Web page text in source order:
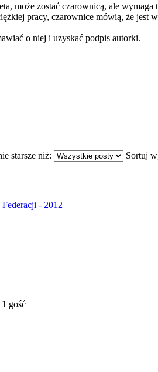
może zostać czarownicą, ale
pracy, czarownice mówią, że jest
o niej i uzyskać podpis autorki.
starsze niż:
Sortuj
Federacji - 2012
gość